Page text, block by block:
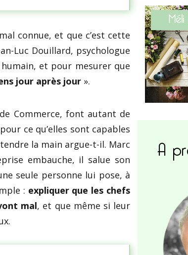
connue, et que c’est cette
Luc Douillard, psychologue
et pour mesurer que
jour après jour ».
Commerce, font autant de
ce qu’elles sont capables
la main argue-t-il. Marc
embauche, il salue son
seule personne lui pose, à
: expliquer que les chefs
mal, et que même si leur
A